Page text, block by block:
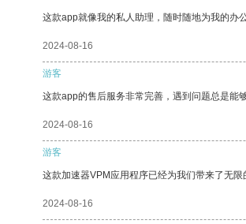
这款app就像我的私人助理，随时随地为我的办
2024-08-16
游客
这款app的售后服务非常完善，遇到问题总是能
2024-08-16
游客
这款加速器VPM应用程序已经为我们带来了无限
2024-08-16